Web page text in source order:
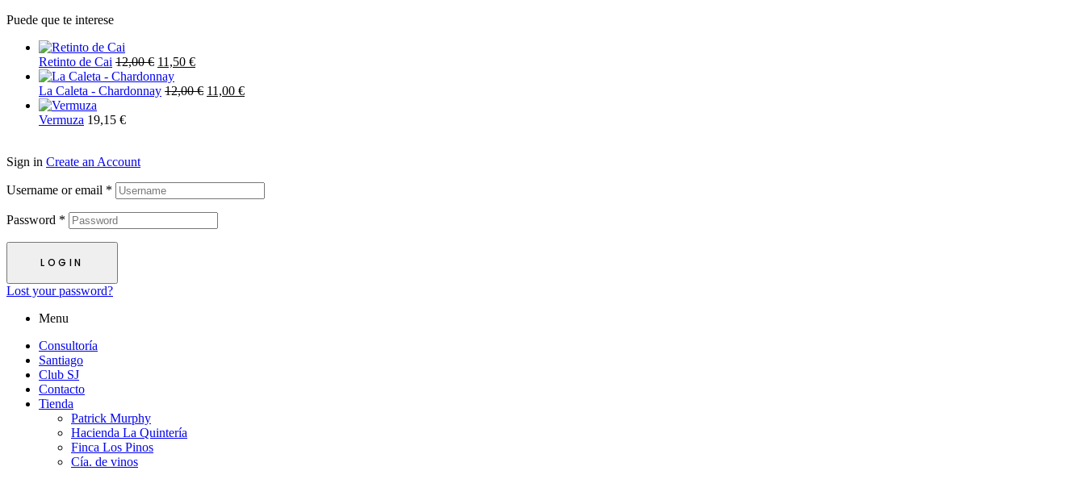
Puede que te interese
Retinto de Cai 12,00€ 11,50 €
La Caleta - Chardonnay 12,00€ 11,00 €
Vermuza 19,15 €
Sign in Create an Account
Username or email *
Password *
LOGIN
Lost your password?
Menu
Consultoría
Santiago
Club SJ
Contacto
Tienda
Patrick Murphy
Hacienda La Quintería
Finca Los Pinos
Cía. de vinos